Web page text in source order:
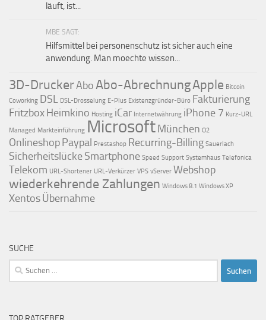
läuft, ist...
MBE SAGT:
Hilfsmittel bei personenschutz ist sicher auch eine
anwendung. Man moechte wissen...
3D-DruckerAbo Abo-AbrechnungApple Bitcoin
Coworking DSL DSL-Drosselung E-Plus Existenzgründer-Büro Fakturierung
Fritzbox Heimkino Hosting iCar Internetwährung iPhone 7 Kurz-URL
Managed Markteinführung Microsoft München O2
Onlineshop Paypal Prestashop Recurring-Billing Sauerlach
Sicherheitslücke Smartphone Speed Support Systemhaus Telefonica
Telekom URL-Shortener URL-Verkürzer VPS vServer Webshop
wiederkehrende Zahlungen Windows 8.1 Windows XP
Xentos Übernahme
SUCHE
Suchen
nach: